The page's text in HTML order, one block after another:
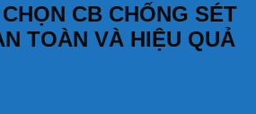
CB CHỐNG SÉT
TOÀN VÀ HIỆU QUẢ